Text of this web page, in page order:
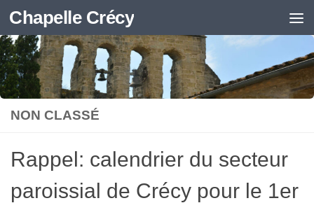
Skip to content
Chapelle Crécy
NON CLASSÉ
Rappel: calendrier du secteur
paroissial de Crécy pour le 1er